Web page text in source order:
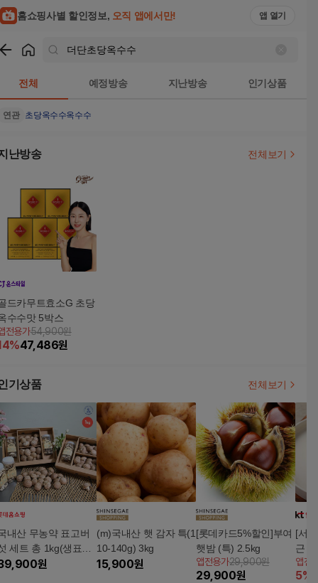
홈쇼핑사별 할인정보, 오직 앱에서만! 앱 열기
전체 예정방송 지난방송 인기상품
연관 초당옥수수옥수수
난방송 전체보기
드카무트효소G 초당
수수맛 5박스
전용가54,900원
%47,486원
기상품 전체보기
내산 무농약 표고버
세트 총 1kg(생표고
+ 건표고 100g*
원
(m)국내산 햇 감자 특(1
10-140g) 3kg
15,900원
[롯데카드5%할인]부여
햇밤 (특) 2.5kg
앱전용가29,900원
29,900원
[서
근
앱전
5%